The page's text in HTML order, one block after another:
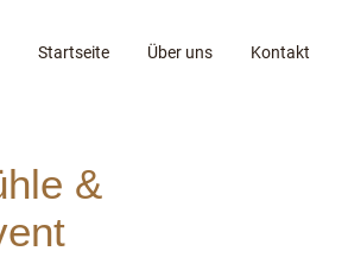
Startseite Über uns Kontakt
&